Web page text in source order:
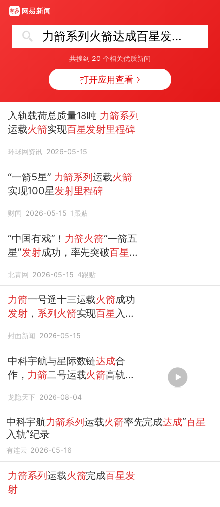
力箭系列火箭达成百星发射里程碑
共搜到 20 个相关优质新闻
打开应用查看
入轨载荷总质量18吨 力箭系列
运载火箭实现百星发射里程碑
环球网资讯 2026-05-15
“一箭5星” 力箭系列运载火箭
实现100星发射里程碑
财闻 2026-05-15 1 跟贴
“中国有戏”！ 力箭火箭“一箭五
星”发射成功，率先突破百星发
北青网 2026-05-15 4跟贴
力箭一号遥十三运载火箭成功
发射 ， 系列火箭实现百星 入轨
封面新闻 2026-05-15
中科宇航与星际数链达成合
作， 力箭二号运载火箭高轨发
龙隐天下 2026-08-04
中科宇航力箭系列运载火箭率先完成达成“百星
入轨”纪录
有连云 2026-05-16
力箭系列运载火箭完成百星发
射